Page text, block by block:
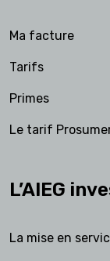
Ma facture
Tarifs
Primes
Le tarif
L’AIEG
La mise en